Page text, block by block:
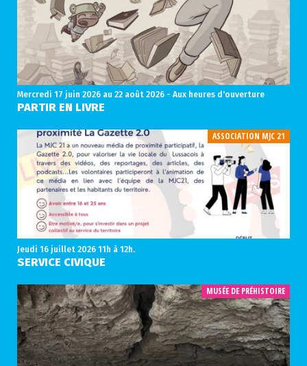
Mercredi 17 juin 2026au 22 août 2026 - Aux heures d'ouverture
PARTIR EN LIVRE
ASSOCIATION MJC 21
Jeudi 16 juillet 202611h à 12h.
SERVICE CIVIQUE
MUSÉE DE PRÉHISTOIRE